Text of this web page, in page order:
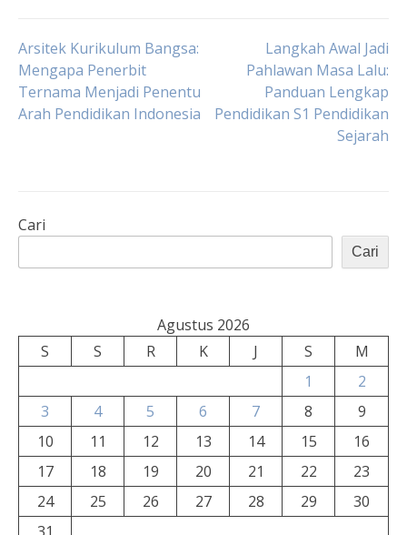
Navigasi
pos
Arsitek Kurikulum Bangsa:
Mengapa Penerbit
Ternama Menjadi Penentu
Arah Pendidikan Indonesia
Langkah Awal Jadi
Pahlawan Masa Lalu:
Panduan Lengkap
Pendidikan S1 Pendidikan
Sejarah
Cari
Cari
Agustus 2026
S
S R K J S
M
1
2
3
4 5 6 7 8
9
10
11 12 13 14 15
16
17
18 19 20 21 22
23
24
25 26 27 28 29
30